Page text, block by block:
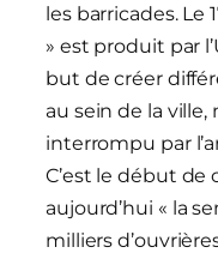
les barricades. Le
» est produit par
but de créer
au sein de la
interrompu par
C’est le début de
aujourd’hui « la
milliers